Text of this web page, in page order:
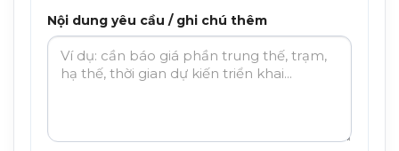
Nội dung yêu cầu / ghi chú thêm